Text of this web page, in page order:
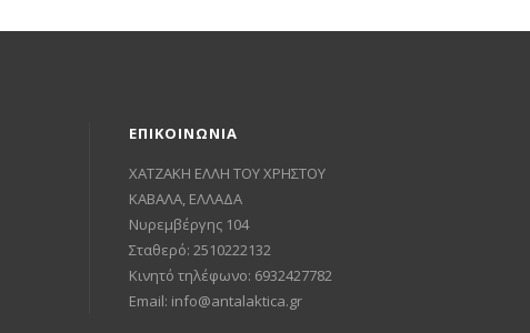
ΕΠΙΚΟΙΝΩΝΙΑ
ΧΑΤΖΑΚΗ ΕΛΛΗ ΤΟΥ ΧΡΗΣΤΟΥ
ΚΑΒΑΛΑ, ΕΛΛΑΔΑ
Νυρεμβέργης 104
Σταθερό: 2510222132
Κινητό τηλέφωνο: 6932427782
Email: info@antalaktica.gr